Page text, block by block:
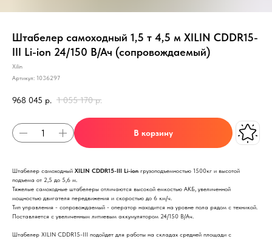
Штабелер самоходный 1,5 т 4,5 м XILIN CDDR15-
III Li-ion 24/150 В/Ач (сопровождаемый)
Xilin
Артикул: 1036297
968 045 р. 1 055 170 р.
В корзину
Штабелер самоходный XILIN CDDR15-III Li-ion грузоподъемностью 1500кг и высотой
подъема от 2,5 до 5,6 м.
Тяжелые самоходные штабелеры отличаются высокой емкостью АКБ, увеличенной
мощностью двигателя передвижения и скоростью до 6 км/ч.
Тип управления - сопровождаемый - оператор находится на уровне пола рядом с техникой.
Поставляется с увеличенным литиевым аккумулятором 24/150 В/Ач.
Штабелер XILIN CDDR15-III подойдет для работы на складах средней площади с